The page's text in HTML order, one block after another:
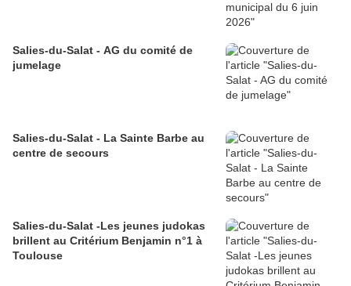
Salies-du-Salat - AG du comité de
jumelage
Salies-du-Salat - La Sainte Barbe au
centre de secours
Salies-du-Salat -Les jeunes judokas
brillent au Critérium Benjamin n°1 à
Toulouse